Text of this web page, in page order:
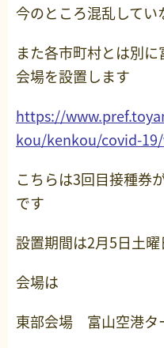
今のところ混乱してい
また各市町村とは別
会場を設置します
https://
kou/kenkou/covid-
こちらは3回目接種券
です
設置期間は2月5日土
会場は
東部会場 富山空港タ